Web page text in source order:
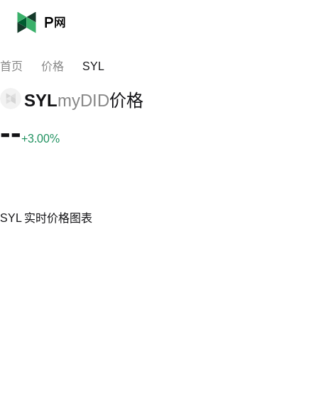
首页 价格 SYL
SYLmyDID价格
--+3.00%
SYL 实时价格图表